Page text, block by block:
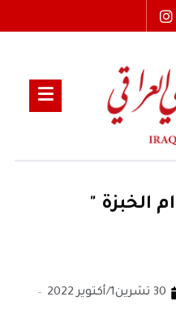
الخبزة "
30 تشرين1/أكتوير 2022